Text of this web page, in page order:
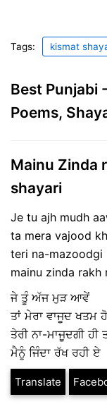
Tags: kismat
Best Punjabi
Poems,
Mainu Zinda
shayari
Je tu ajh mudh
ta mera vajood
teri na-mazoodgi
mainu zinda rakh
ਜੇ ਤੂੰ ਅੱਜ ਮੁੜ ਆਵੇਂ
ਤਾਂ ਮੇਰਾ ਵਾਜੂਦ ਖਤਮ
ਤੇਰੀ ਨਾ-ਮਾਜੂਦਗੀ ਹੀ
ਮੈਨੂੰ ਜਿੰਦਾ ਰੱਖ ਰਹੀ ਏ
Translate